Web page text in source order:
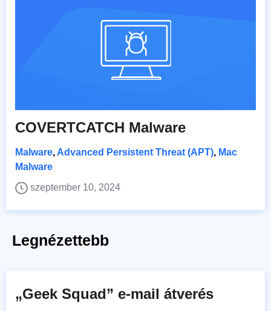
COVERTCATCH Malware
Malware, Advanced Persistent Threat (APT), Mac
Malware
szeptember 10, 2024
Legnézettebb
„Geek Squad” e-mail átverés